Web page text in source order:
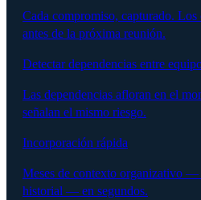
Cada compromiso, capturado. Los
antes de la próxima reunión.
Detectar dependencias entre
Las dependencias afloran en el
señalan el mismo riesgo.
Incorporación rápida
Meses de contexto organizativo —
historial — en segundos.